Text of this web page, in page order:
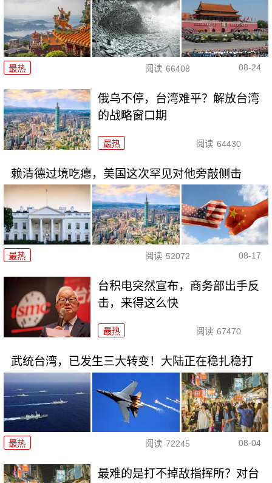
最热 阅读 66408 08-24
俄乌不停，台湾难平？解放台湾
的战略窗口期
最热 阅读 64430
赖清德过境吃瘪，美国这次罕见对他旁敲侧击
最热 阅读 52072 08-17
台积电突然宣布，商务部出手反
击，来得这么快
最热 阅读 67470
武统台湾，已发生三大转变！大陆正在稳扎稳打
最热 阅读 72245 08-04
最难的是打不掉敌指挥所？对台